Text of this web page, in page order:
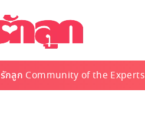
รักลูก Community of the Experts